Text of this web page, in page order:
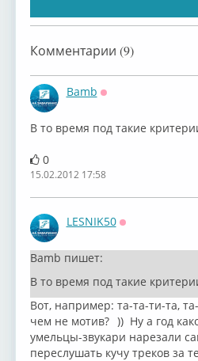
Комментарии (9)
Bamb
В то время под такие
0
15.02.2012 17:58
LESNIK50
Bamb пишет:
В то время под такие
Вот, например: та-та-ти-та,
чем не мотив? )) Ну а год
умельцы-звукари нарезали
переслушать кучу треков за